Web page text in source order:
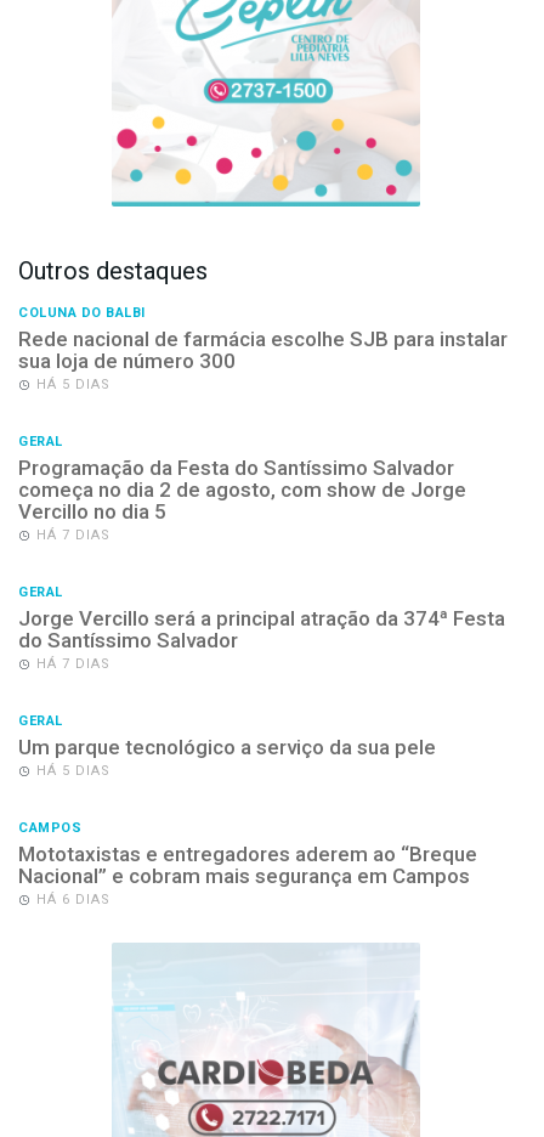
Outros destaques
COLUNA DO BALBI
Rede nacional de farmácia escolhe SJB para instalar
sua loja de número 300
HÁ 5 DIAS
GERAL
Programação da Festa do Santíssimo Salvador
começa no dia 2 de agosto, com show de Jorge
Vercillo no dia 5
HÁ 7 DIAS
GERAL
Jorge Vercillo será a principal atração da 374ª Festa
do Santíssimo Salvador
HÁ 7 DIAS
GERAL
Um parque tecnológico a serviço da sua pele
HÁ 5 DIAS
CAMPOS
Mototaxistas e entregadores aderem ao “Breque
Nacional” e cobram mais segurança em Campos
HÁ 6 DIAS